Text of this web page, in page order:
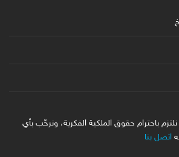
باحترام حقوق الملكية الفكرية، ونرحّب بأي
اتصل بنا